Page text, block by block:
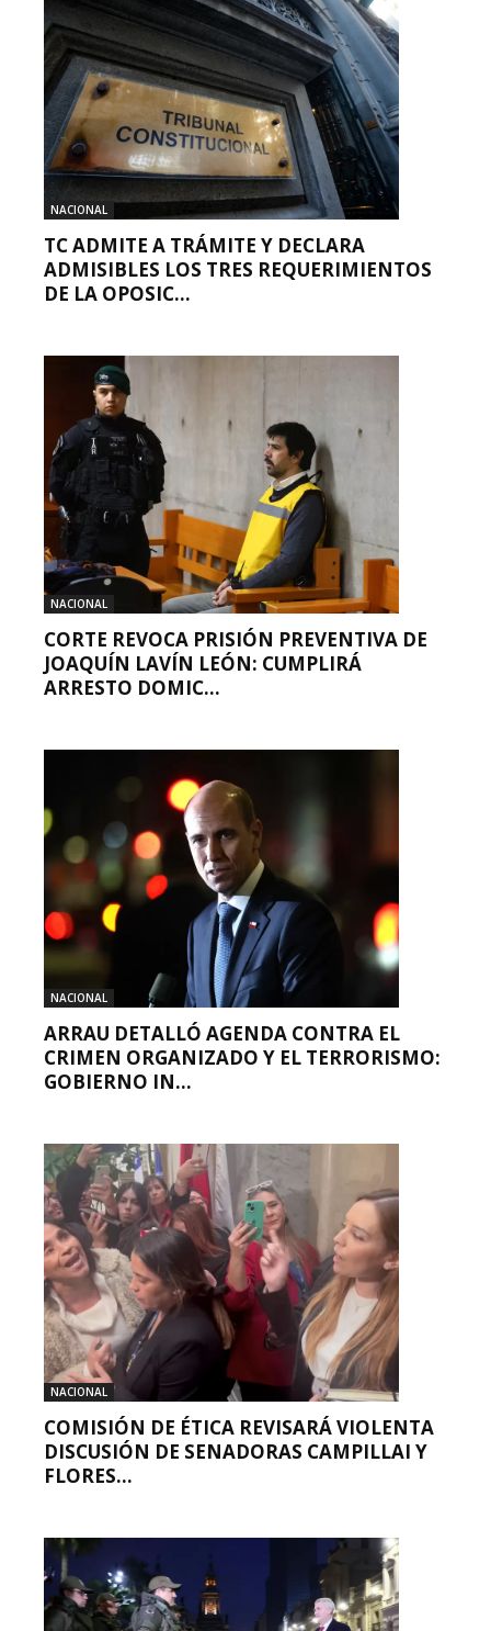
NACIONAL
TC ADMITE A TRÁMITE Y DECLARA
ADMISIBLES LOS TRES REQUERIMIENTOS
DE LA OPOSIC...
NACIONAL
CORTE REVOCA PRISIÓN PREVENTIVA DE
JOAQUÍN LAVÍN LEÓN: CUMPLIRÁ
ARRESTO DOMIC...
NACIONAL
ARRAU DETALLÓ AGENDA CONTRA EL
CRIMEN ORGANIZADO Y EL TERRORISMO:
GOBIERNO IN...
NACIONAL
COMISIÓN DE ÉTICA REVISARÁ VIOLENTA
DISCUSIÓN DE SENADORAS CAMPILLAI Y
FLORES...